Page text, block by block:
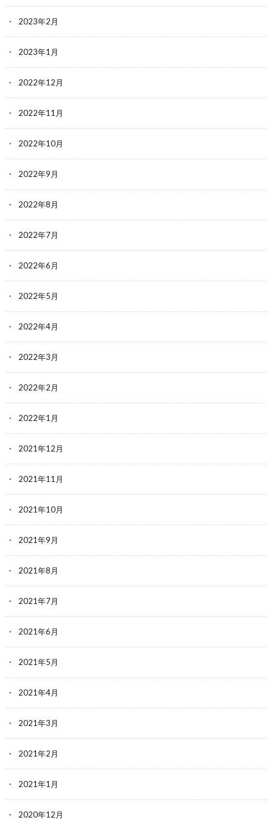
2023年2月
2023年1月
2022年12月
2022年11月
2022年10月
2022年9月
2022年8月
2022年7月
2022年6月
2022年5月
2022年4月
2022年3月
2022年2月
2022年1月
2021年12月
2021年11月
2021年10月
2021年9月
2021年8月
2021年7月
2021年6月
2021年5月
2021年4月
2021年3月
2021年2月
2021年1月
2020年12月